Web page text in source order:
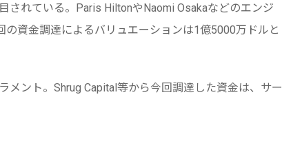
されている。Paris HiltonやNaomi Osakaなどのエンジ
資金調達によるバリュエーションは1億5000万ドルと
ント。Shrug Capital等から今回調達した資金は、サー